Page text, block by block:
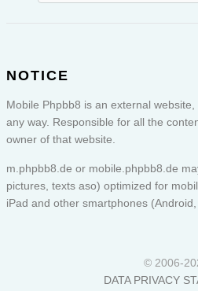
NOTICE
Mobile Phpbb8 is an external
any way. Responsible for all the
owner of that website.
m.phpbb8.de or mobile.phpbb8.de
pictures, texts aso) optimized for
iPad and other smartphones (Android,
© 2006-
DATA PRIVACY